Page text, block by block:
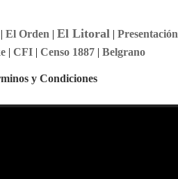
El Orden | El Litoral | Presentación
| CFI| Censo 1887| Belgrano
y Condiciones